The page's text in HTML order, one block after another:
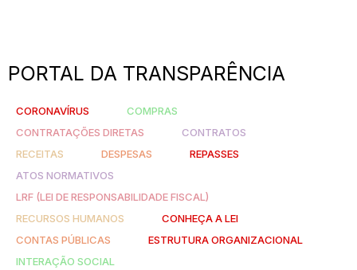
PORTAL DA TRANSPARÊNCIA
CORONAVÍRUS
COMPRAS
CONTRATAÇÕES DIRETAS
CONTRATOS
RECEITAS
DESPESAS
REPASSES
ATOS NORMATIVOS
LRF (LEI DE RESPONSABILIDADE FISCAL)
RECURSOS HUMANOS
CONHEÇA A LEI
CONTAS PÚBLICAS
ESTRUTURA ORGANIZACIONAL
INTERAÇÃO SOCIAL